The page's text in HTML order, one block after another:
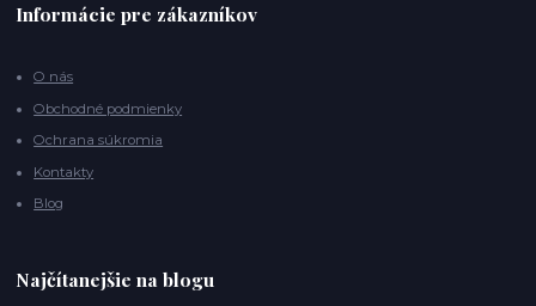
Informácie pre zákazníkov
O nás
Obchodné podmienky
Ochrana súkromia
Kontakty
Blog
Najčítanejšie na blogu